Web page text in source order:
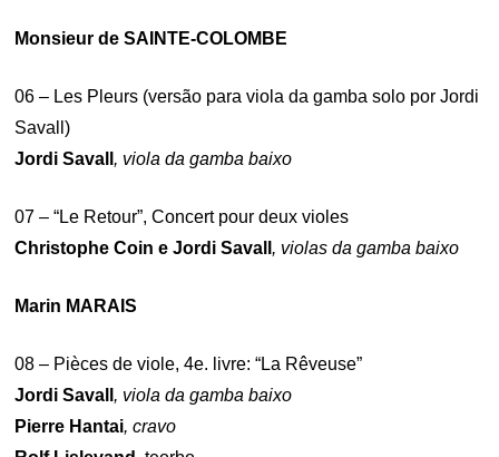
Monsieur de SAINTE-COLOMBE
06 – Les Pleurs (versão para viola da gamba solo por Jordi
Savall)
Jordi Savall, viola da gamba baixo
07 – “Le Retour”, Concert pour deux violes
Christophe Coin e Jordi Savall, violas da gamba baixo
Marin MARAIS
08 – Pièces de viole, 4e. livre: “La Rêveuse”
Jordi Savall, viola da gamba baixo
Pierre Hantai, cravo